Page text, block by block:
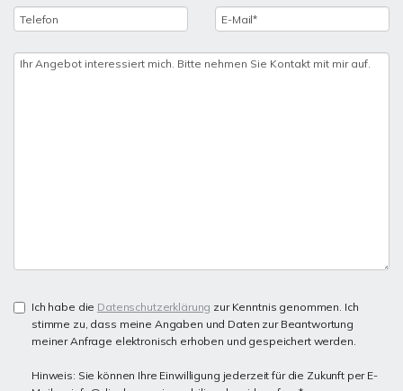
Ich habe die Datenschutzerklärung zur Kenntnis genommen. Ich
stimme zu, dass meine Angaben und Daten zur Beantwortung
meiner Anfrage elektronisch erhoben und gespeichert werden.
Hinweis: Sie können Ihre Einwilligung jederzeit für die Zukunft per E-